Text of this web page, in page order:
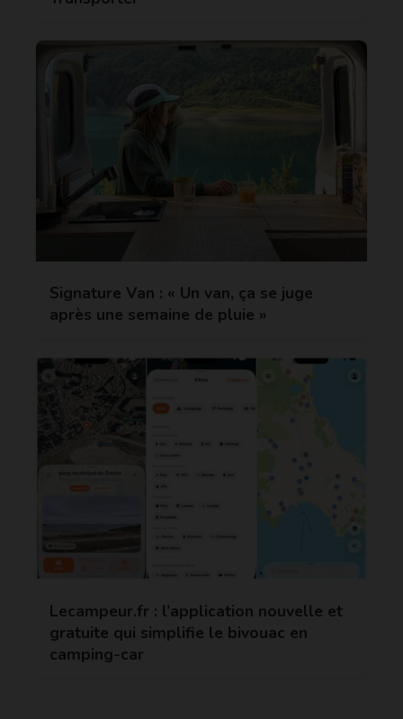
Signature Van : « Un van, ça se juge
après une semaine de pluie »
Lecampeur.fr : l’application nouvelle et
gratuite qui simplifie le bivouac en
camping-car